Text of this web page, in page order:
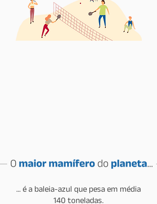
... é a baleia-azul que pesa em média
140 toneladas.